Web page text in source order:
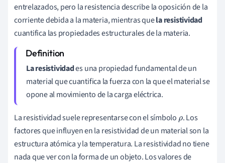
entrelazados, pero la resistencia describe la oposición de la
corriente debida a la materia, mientras quela resistividad
cuantifica las propiedades estructurales de la materia.
La resistividades una propiedad fundamental de un
material que cuantifica la fuerza con la que el material se
opone al movimiento de la carga eléctrica.
La resistividad suele representarse con el símboloρ. Los
factores que influyen en la resistividad de un material son la
estructura atómica y la temperatura. La resistividad no tiene
nada que ver con la forma de un objeto. Los valores de